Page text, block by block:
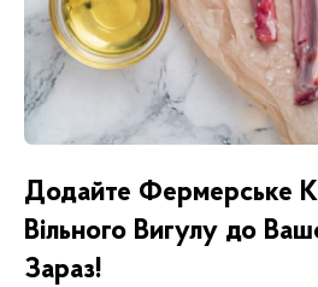
Додайте Фермерське
Вільного Вигулу до
Зараз!